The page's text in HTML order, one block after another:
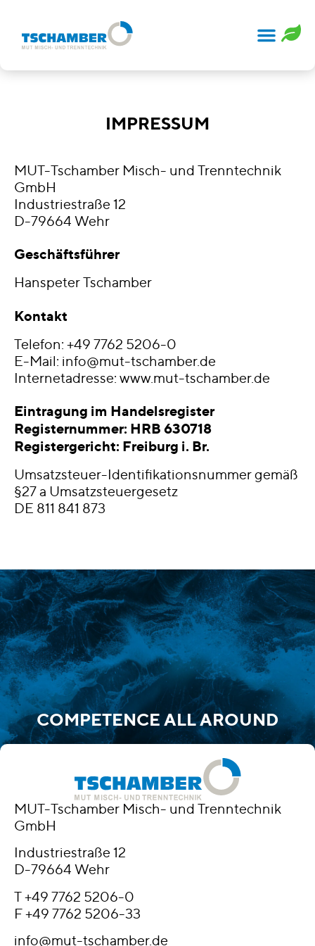
IMPRESSUM
MUT-Tschamber Misch- und Trenntechnik
GmbH
Industriestraße 12
D-79664 Wehr
Geschäftsführer
Hanspeter Tschamber
Kontakt
Telefon: +49 7762 5206-0
E-Mail: info@mut-tschamber.de
Internetadresse: www.mut-tschamber.de
Eintragung im Handelsregister
Registernummer: HRB 630718
Registergericht: Freiburg i. Br.
Umsatzsteuer-Identifikationsnummer gemäß
§27 a Umsatzsteuergesetz
DE 811 841 873
COMPETENCE ALL AROUND
MUT-Tschamber Misch- und Trenntechnik
GmbH
Industriestraße 12
D-79664 Wehr
T+49 7762 5206-0
F +49 7762 5206-33
info@mut-tschamber.de